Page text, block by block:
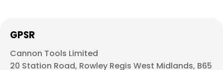
GPSR
Cannon Tools Limited
20 Station Road, Rowley Regis West Midlands, B65